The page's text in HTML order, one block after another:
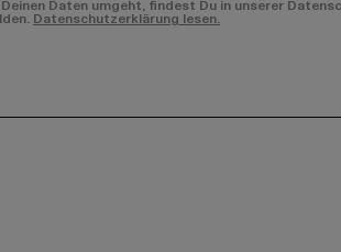
Daten umgeht, findest Du in unserer
Datenschutzerklärung lesen.